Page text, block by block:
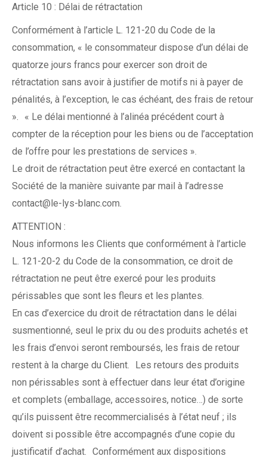
Article 10 : Délai de rétractation
Conformément à l’article L. 121-20 du Code de la
consommation, « le consommateur dispose d’un délai de
quatorze jours francs pour exercer son droit de
rétractation sans avoir à justifier de motifs ni à payer de
pénalités, à l’exception, le cas échéant, des frais de retour
». « Le délai mentionné à l’alinéa précédent court à
compter de la réception pour les biens ou de l’acceptation
de l’offre pour les prestations de services ».
Le droit de rétractation peut être exercé en contactant la
Société de la manière suivante par mail à l’adresse
contact@le-lys-blanc.com.
ATTENTION :
Nous informons les Clients que conformément à l’article
L. 121-20-2 du Code de la consommation, ce droit de
rétractation ne peut être exercé pour les produits
périssables que sont les fleurs et les plantes.
En cas d’exercice du droit de rétractation dans le délai
susmentionné, seul le prix du ou des produits achetés et
les frais d’envoi seront remboursés, les frais de retour
restent à la charge du Client. Les retours des produits
non périssables sont à effectuer dans leur état d’origine
et complets (emballage, accessoires, notice…) de sorte
qu’ils puissent être recommercialisés à l’état neuf ; ils
doivent si possible être accompagnés d’une copie du
justificatif d’achat. Conformément aux dispositions